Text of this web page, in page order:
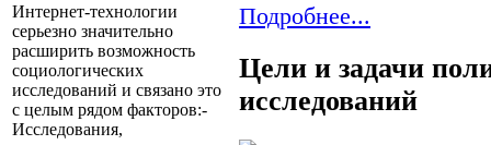
Интернет-технологии
серьезно значительно
расширить возможность
социологических
исследований и связано это
с целым рядом факторов:-
Исследования,
Подробнее...
Цели и задачи
исследований